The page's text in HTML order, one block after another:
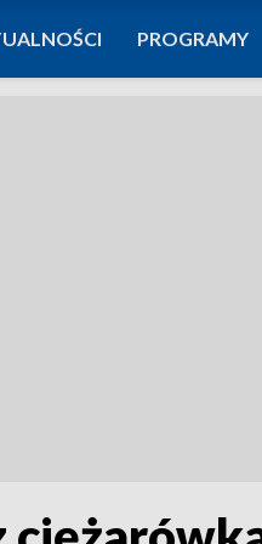
PROGRAMY